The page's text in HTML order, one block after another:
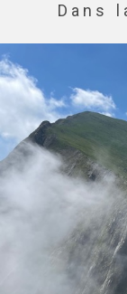
Dans